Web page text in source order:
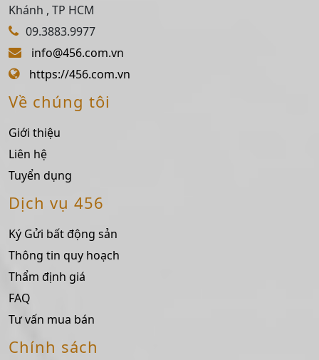
Khánh , TP HCM
09.3883.9977
info@456.com.vn
https://456.com.vn
Về chúng tôi
Giới thiệu
Liên hệ
Tuyển dụng
Dịch vụ 456
Ký Gửi bất động sản
Thông tin quy hoạch
Thẩm định giá
FAQ
Tư vấn mua bán
Chính sách